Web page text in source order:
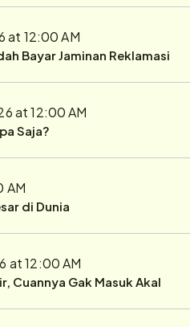
at 12:00 AM
Bayar Jaminan Reklamasi
at 12:00 AM
Saja?
AM
di Dunia
at 12:00 AM
Cuannya Gak Masuk Akal